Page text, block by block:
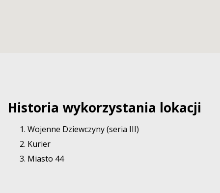
Historia wykorzystania lokacji
Wojenne Dziewczyny (seria III)
Kurier
Miasto 44